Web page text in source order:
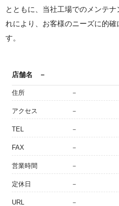
とともに、当社工場でのメンテ
れにより、お客様のニーズに的
す。
店舗名 －
住所 －
アクセス －
TEL －
FAX －
営業時間 －
定休日 －
URL －